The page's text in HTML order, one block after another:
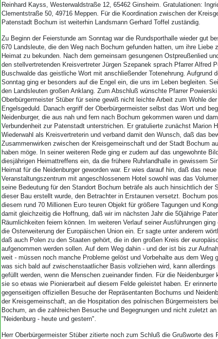
Reinhard Kayss, Westerwaldstraße 12, 65462 Ginsheim. Gratulationen:
Clementstraße 50, 49716 Meppen. Für die Koordination zwischen der
Patenstadt Bochum ist weiterhin Landsmann Gerhard Toffel zuständig.
Zu Beginn der Feierstunde am Sonntag war die Rundsporthalle wieder gut
670 Landsleute, die den Weg nach Bochum gefunden hatten, um ihre Liebe
Heimat zu bekunden. Nach dem gemeinsam gesungenen Ostpreußenlied
den stellvertretenden Kreisvertreter Jürgen Szepanek sprach Pfarrer Alfred
Buschwalde das geistliche Wort mit anschließender Totenehrung. Aufgrund
Sonntag ging er besonders auf die Engel ein, die uns im Leben begleiten.
den Landsleuten großen Anklang. Zum Abschluß wünschte Pfarrer
Oberbürgermeister Stüber für seine gewiß nicht leichte Arbeit zum Wohle
Engelsgeduld. Danach ergriff der Oberbürgermeister selbst das Wort und
Neidenburger, die aus nah und fern nach Bochum gekommen waren und
Verbundenheit zur Patenstadt unterstrichen. Er gratulierte zunächst Marion
Wiederwahl als Kreisvertreterin und verband damit den Wunsch, daß das
Zusammenwirken zwischen der Kreisgemeinschaft und der Stadt Bochum
haben möge. In seiner weiteren Rede ging er zudem auf das ungewohnte
diesjährigen Heimattreffens ein, da die frühere Ruhrlandhalle in gewissem
Heimat für die Neidenburger geworden war. Er wies darauf hin, daß das
Veranstaltungszentrum mit angeschlossenem Hotel sowohl was das
seine Bedeutung für den Standort Bochum beträfe als auch hinsichtlich der
dieser Bau erstellt wurde, den Betrachter in Erstaunen versetzt. Bochum
diesem rund 70 Millionen Euro teuren Objekt für größere Tagungen und
damit gleichzeitig die Hoffnung, daß wir im nächsten Jahr die 50jährige
Räumlichkeiten feiern können. Im weiteren Verlauf seiner Ausführungen
die Osterweiterung der Europäischen Union ein. Er sagte unter anderem
daß auch Polen zu den Staaten gehört, die in den großen Kreis der
aufgenommen werden sollen. Auf dem Weg dahin - und der ist bis zur
weit - müssen noch manche Probleme gelöst und Vorbehalte aus dem Weg
was sich bald auf zwischenstaatlicher Basis vollziehen wird, kann allerdings
gefüllt werden, wenn die Menschen zueinander finden. Für die Neidenburger
sie so etwas wie Pionierarbeit auf diesem Felde geleistet haben. Er
gegenseitigen offiziellen Besuche der Repräsentanten Bochums und
der Kreisgemeinschaft, an die Hospitation des polnischen Bürgermeisters
Bochum, an die zahlreichen Besuche und Begegnungen und nicht zuletzt
"Neidenburg - heute und gestern".
Herr Oberbürgermeister Stüber zitierte noch zum Schluß die Grußworte des